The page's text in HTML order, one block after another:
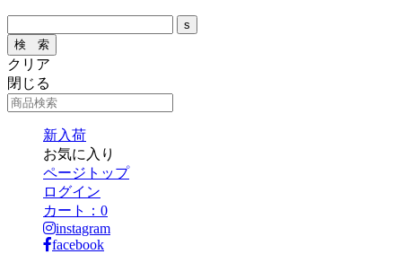
クリア
閉じる
新入荷
お気に入り
ページトップ
ログイン
カート： 0
instagram
facebook